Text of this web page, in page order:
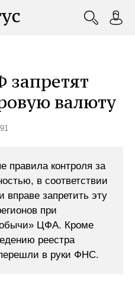
запретят
валюту
правила контроля за
в соответствии
вправе запретить эту
при
ЦФА. Кроме
реестра
в руки ФНС.